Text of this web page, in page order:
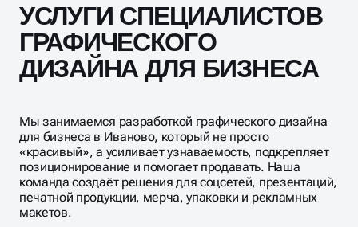
УСЛУГИ СПЕЦИАЛИСТОВ
ГРАФИЧЕСКОГО
ДИЗАЙНА ДЛЯ БИЗНЕСА
Мы занимаемся разработкой графического дизайна
для бизнеса в Иваново, который не просто
«красивый», а усиливает узнаваемость, подкрепляет
позиционирование и помогает продавать. Наша
команда создаёт решения для соцсетей, презентаций,
печатной продукции, мерча, упаковки и рекламных
макетов.